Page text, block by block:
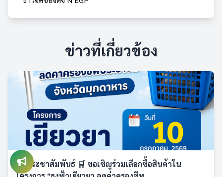
ข่าวที่เกี่ยวข้อง
📢 ประชาสัมพันธ์ 🛒 ขอเชิญร่วมเลือกซื้อสินค้าใน